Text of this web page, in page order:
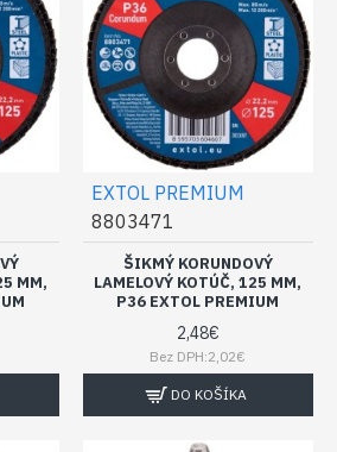
MM,
EXTOL PREMIUM
8803471
ŠIKMÝ KORUNDOVÝ
LAMELOVÝ KOTÚČ, 125 MM,
P36 EXTOL PREMIUM
2,48€
Bez DPH:2,02€
DO KOŠÍKA